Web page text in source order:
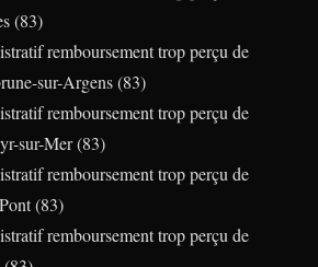
(83)
remboursement trop perçu de
sur-Argens (83)
remboursement trop perçu de
sur-Mer (83)
remboursement trop perçu de
(83)
remboursement trop perçu de